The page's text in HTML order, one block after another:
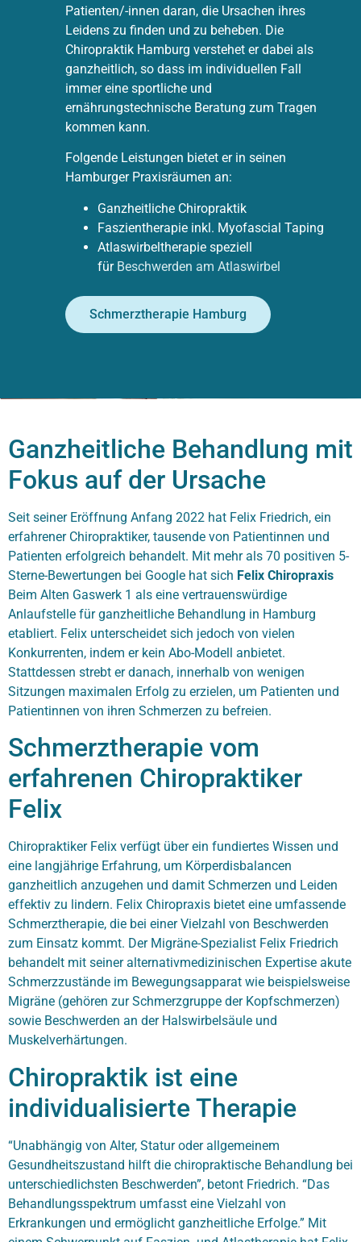
Patienten/-innen daran, die Ursachen ihres
Leidens zu finden und zu beheben. Die
Chiropraktik Hamburg verstehet er dabei als
ganzheitlich, so dass im individuellen Fall
immer eine sportliche und
ernährungstechnische Beratung zum Tragen
kommen kann.
Folgende Leistungen bietet er in seinen
Hamburger Praxisräumen an:
Ganzheitliche Chiropraktik
Faszientherapie inkl. Myofascial Taping
Atlaswirbeltherapie speziell
für Beschwerden am Atlaswirbel
Schmerztherapie Hamburg
Ganzheitliche Behandlung mit
Fokus auf der Ursache
Seit seiner Eröffnung Anfang 2022 hat Felix Friedrich, ein
erfahrener Chiropraktiker, tausende von Patientinnen und
Patienten erfolgreich behandelt. Mit mehr als 70 positiven 5-
Sterne-Bewertungen bei Google hat sich Felix Chiropraxis
Beim Alten Gaswerk 1 als eine vertrauenswürdige
Anlaufstelle für ganzheitliche Behandlung in Hamburg
etabliert. Felix unterscheidet sich jedoch von vielen
Konkurrenten, indem er kein Abo-Modell anbietet.
Stattdessen strebt er danach, innerhalb von wenigen
Sitzungen maximalen Erfolg zu erzielen, um Patienten und
Patientinnen von ihren Schmerzen zu befreien.
Schmerztherapie vom
erfahrenen Chiropraktiker
Felix
Chiropraktiker Felix verfügt über ein fundiertes Wissen und
eine langjährige Erfahrung, um Körperdisbalancen
ganzheitlich anzugehen und damit Schmerzen und Leiden
effektiv zu lindern. Felix Chiropraxis bietet eine umfassende
Schmerztherapie, die bei einer Vielzahl von Beschwerden
zum Einsatz kommt. Der Migräne-Spezialist Felix Friedrich
behandelt mit seiner alternativmedizinischen Expertise akute
Schmerzzustände im Bewegungsapparat wie beispielsweise
Migräne (gehören zur Schmerzgruppe der Kopfschmerzen)
sowie Beschwerden an der Halswirbelsäule und
Muskelverhärtungen.
Chiropraktik ist eine
individualisierte Therapie
“Unabhängig von Alter, Statur oder allgemeinem
Gesundheitszustand hilft die chiropraktische Behandlung bei
unterschiedlichsten Beschwerden”, betont Friedrich. “Das
Behandlungsspektrum umfasst eine Vielzahl von
Erkrankungen und ermöglicht ganzheitliche Erfolge.” Mit